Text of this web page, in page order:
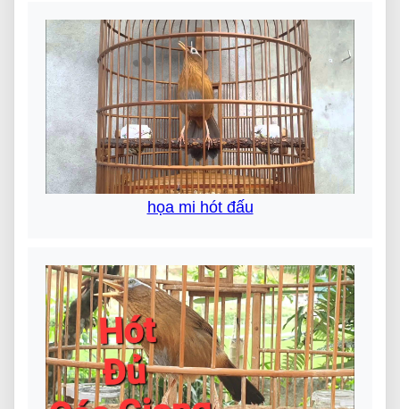
họa mi hót đấu